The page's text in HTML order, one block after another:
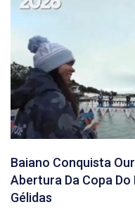
Baiano Conquista
Abertura Da Copa
Gélidas